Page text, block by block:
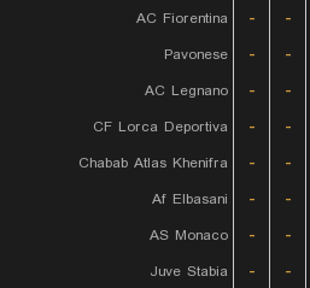
AC Fiorentina
- -
Pavonese
- -
AC Legnano
- -
CF Lorca Deportiva
- -
Chabab Atlas Khenifra
- -
Af Elbasani
- -
AS Monaco
- -
Juve Stabia
- -